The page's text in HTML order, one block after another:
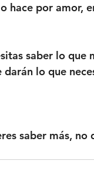
hace por amor,
saber lo que
lo que
saber más, no